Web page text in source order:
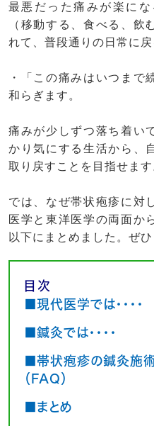
最悪だった痛みが楽に
（移動する、食べる、飲
れて、普段通りの日常に戻
・「この痛みはいつまで
和らぎます。
痛みが少しずつ落ち着い
かり気にする生活から、
取り戻すことを目指せます
では、なぜ帯状疱疹に対
医学と東洋医学の両面か
以下にまとめました。ぜ
目次
■現代医学では・・・・
■鍼灸では・・・・
■帯状疱疹の鍼灸施術
（FAQ）
■まとめ